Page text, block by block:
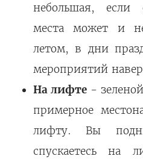
небольшая, если
места может и
летом, в дни
мероприятий
На лифте -
примерное
лифту. Вы
спускаетесь на